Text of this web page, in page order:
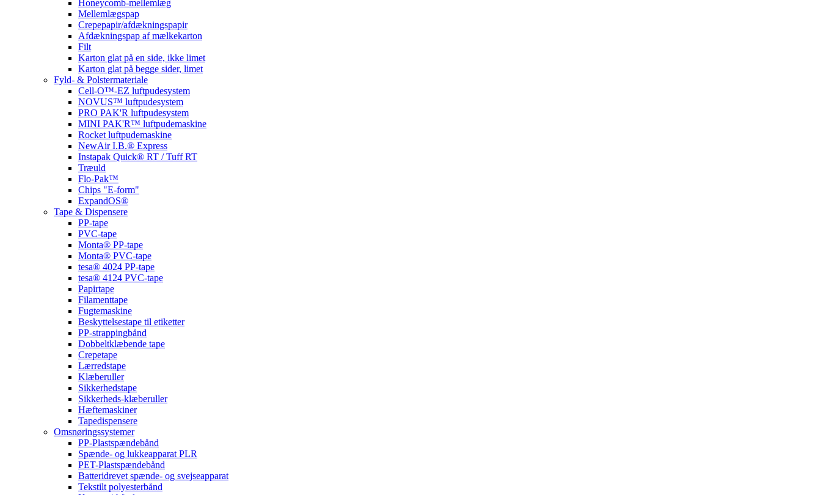
Honeycomb-mellemlæg
Mellemlægspap
Crepepapir/afdækningspapir
Afdækningspap af mælkekarton
Filt
Karton glat på en side, ikke limet
Karton glat på begge sider, limet
Fyld- & Polstermateriale
Cell-O™-EZ luftpudesystem
NOVUS™ luftpudesystem
PRO PAK'R luftpudesystem
MINI PAK'R™ luftpudemaskine
Rocket luftpudemaskine
NewAir I.B.® Express
Instapak Quick® RT / Tuff RT
Træuld
Flo-Pak™
Chips "E-form"
ExpandOS®
Tape & Dispensere
PP-tape
PVC-tape
Monta® PP-tape
Monta® PVC-tape
tesa® 4024 PP-tape
tesa® 4124 PVC-tape
Papirtape
Filamenttape
Fugtemaskine
Beskyttelsestape til etiketter
PP-strappingbånd
Dobbeltklæbende tape
Crepetape
Lærredstape
Klæberuller
Sikkerhedstape
Sikkerheds-klæberuller
Hæftemaskiner
Tapedispensere
Omsnøringssystemer
PP-Plastspændebånd
Spænde- og lukkeapparat PLR
PET-Plastspændebånd
Batteridrevet spænde- og svejseapparat
Tekstilt polyesterbånd